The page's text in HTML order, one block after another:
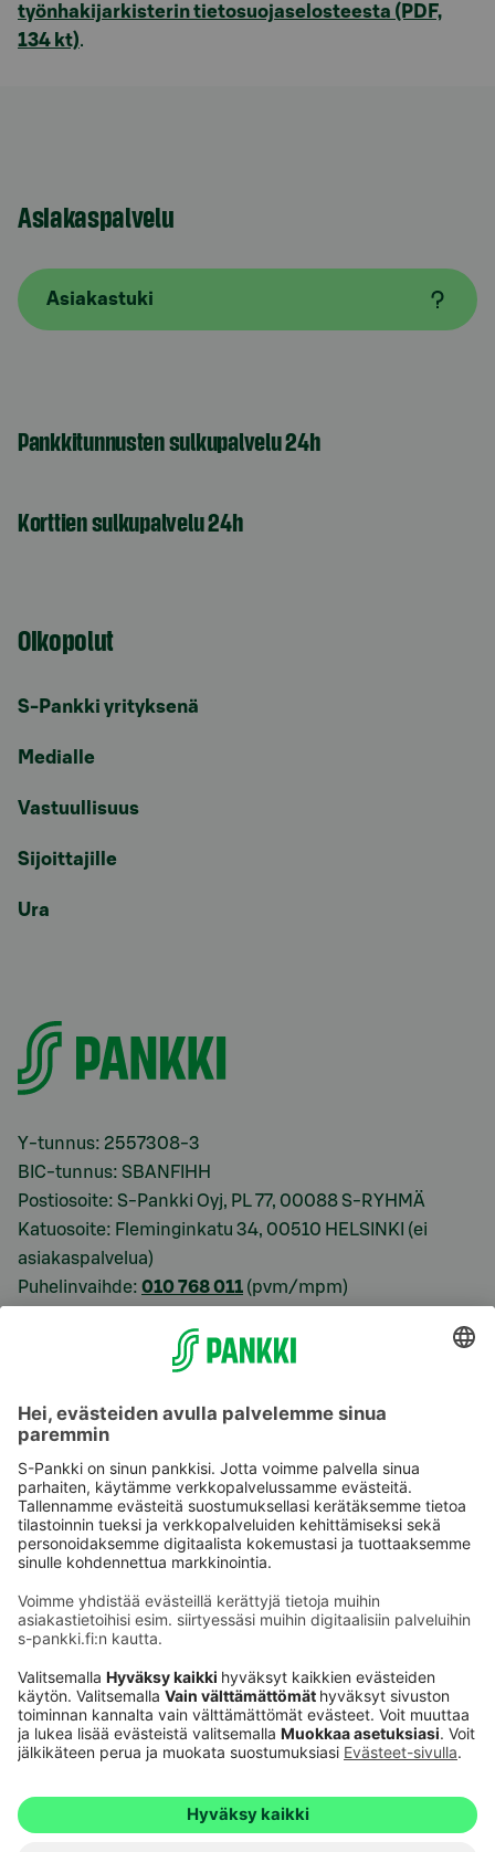
työnhakijarkisterin tietosuojaselosteesta (PDF,
134 kt).
Asiakaspalvelu
Asiakastuki
Pankkitunnusten sulkupalvelu 24h
Korttien sulkupalvelu 24h
Oikopolut
S-Pankki yrityksenä
Medialle
Vastuullisuus
Sijoittajille
Ura
Y-tunnus: 2557308-3
BIC-tunnus: SBANFIHH
Postiosoite: S-Pankki Oyj, PL 77, 00088 S-RYHMÄ
Katuosoite: Fleminginkatu 34, 00510 HELSINKI (ei
asiakaspalvelua)
Puhelinvaihde: 010 768 011 (pvm/mpm)
Käyttöehdot
Saavutettavuusseloste
Evästeet
Verkkopalvelujen käytön edellytykset